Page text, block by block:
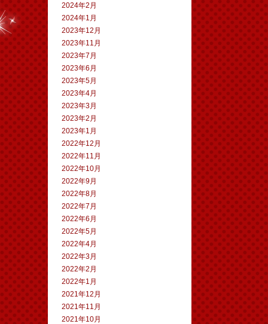
2024年2月
2024年1月
2023年12月
2023年11月
2023年7月
2023年6月
2023年5月
2023年4月
2023年3月
2023年2月
2023年1月
2022年12月
2022年11月
2022年10月
2022年9月
2022年8月
2022年7月
2022年6月
2022年5月
2022年4月
2022年3月
2022年2月
2022年1月
2021年12月
2021年11月
2021年10月